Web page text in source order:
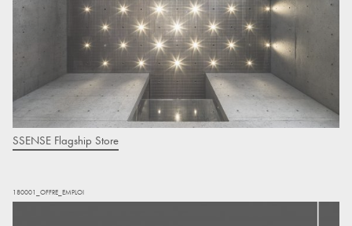
SSENSE Flagship Store
180001_OFFRE_EMPLOI